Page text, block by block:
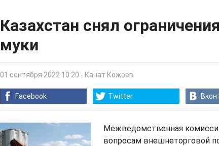
Казахстан снял
муки
01 сентября 2022 10:20 - Канат Кожоев
Facebook Twitter
Межведомственная
вопросам внешнеторговой